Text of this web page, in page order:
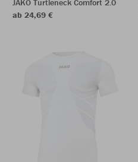
JAKO Turtleneck Comfort 2.0
ab 24,69 €